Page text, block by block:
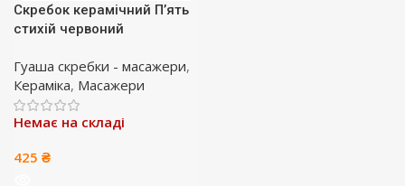
Скребок керамічний П’ять
стихій червоний
Гуаша скребки - масажери,
Кераміка, Масажери
Немає на складі
425 ₴